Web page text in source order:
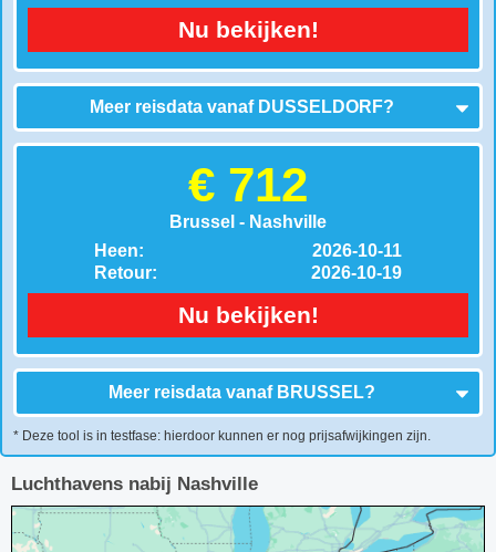
Nu bekijken!
Meer reisdata vanaf DUSSELDORF?
€ 712
Brussel - Nashville
Heen:
Retour:
2026-10-11
2026-10-19
Nu bekijken!
Meer reisdata vanaf BRUSSEL?
* Deze tool is in testfase: hierdoor kunnen er nog prijsafwijkingen zijn.
Luchthavens nabij Nashville